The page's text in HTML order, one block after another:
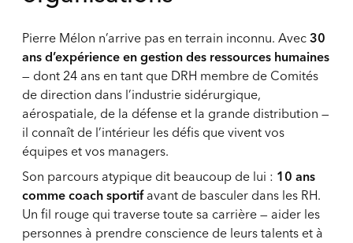
Pierre Mélon n’arrive pas en terrain inconnu. Avec 30
ans d’expérience en gestion des ressources humaines
— dont 24 ans en tant que DRH membre de Comités
de direction dans l’industrie sidérurgique,
aérospatiale, de la défense et la grande distribution —
il connaît de l’intérieur les défis que vivent vos
équipes et vos managers.
Son parcours atypique dit beaucoup de lui : 10 ans
comme coach sportifavant de basculer dans les RH.
Un fil rouge qui traverse toute sa carrière — aider les
personnes à prendre conscience de leurs talents et à